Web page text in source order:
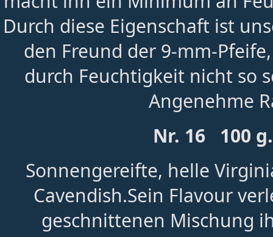
Durch diese Eigenschaft ist
den Freund der 9-mm-
durch Feuchtigkeit nicht so
Angenehme
Nr. 16 100
Sonnengereifte, helle
Cavendish.Sein Flavour
geschnittenen Mischung